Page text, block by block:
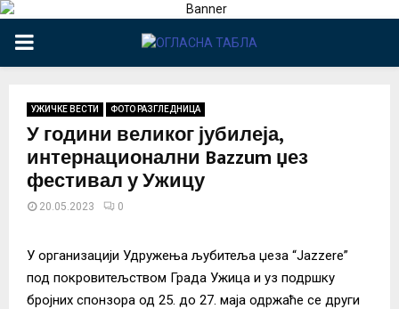
PRIMARY
УЖИЧКЕ ВЕСТИ ФОТО РАЗГЛЕДНИЦА
У години великог јубилеја,
интернационални Bazzum џез
фестивал у Ужицу
20.05.2023 0
У организацији Удружења љубитеља џеза “Jazzere”
под покровитељством Града Ужица и уз подршку
бројних спонзора од 25. до 27. маја одржаће се други